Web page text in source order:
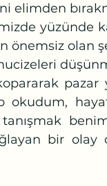
elimden
olan
okudum,
bir olay